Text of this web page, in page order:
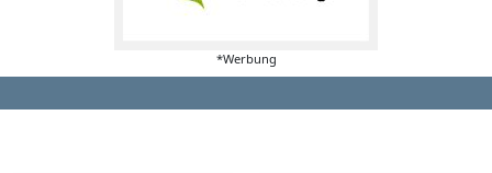
*Werbung